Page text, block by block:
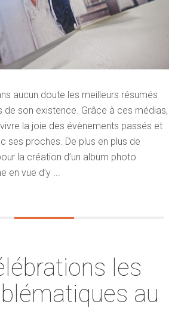
aucun doute les meilleurs résumés
de son existence. Grâce à ces médias,
la joie des évènements passés et
ses proches. De plus en plus de
la création d’un album photo
en vue d’y ...
les
au